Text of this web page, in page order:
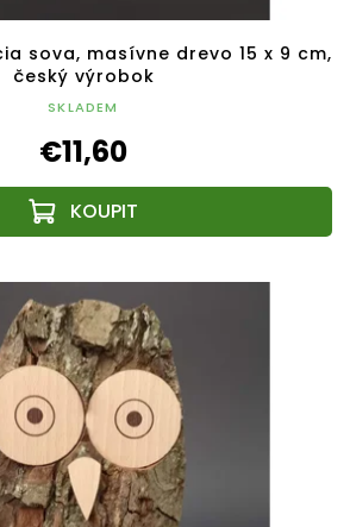
sova, masívne drevo 15 x 9 cm,
český výrobok
SKLADEM
€11,60